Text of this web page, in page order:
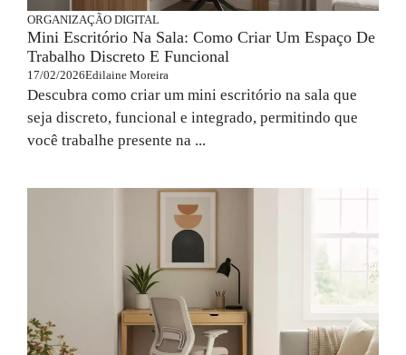
ORGANIZAÇÃO DIGITAL
Mini Escritório Na Sala: Como Criar Um Espaço De
Trabalho Discreto E Funcional
17/02/2026Edilaine Moreira
Descubra como criar um mini escritório na sala que
seja discreto, funcional e integrado, permitindo que
você trabalhe presente na ...